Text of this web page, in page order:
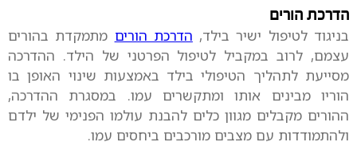
הדרכת הורים
בניגוד לטיפול ישיר בילד, הדרכת הורים מתמקדת בהורים
עצמם, לרוב במקביל לטיפול הפרטני של הילד. ההדרכה
מסייעת לתהליך הטיפולי בילד באמצעות שינוי האופן בו
הוריו מבינים אותו ומתקשרים עמו. במסגרת ההדרכה,
ההורים מקבלים מגוון כלים להבנת עולמו הפנימי של ילדם
ולהתמודדות עם מצבים מורכבים ביחסים עמו.